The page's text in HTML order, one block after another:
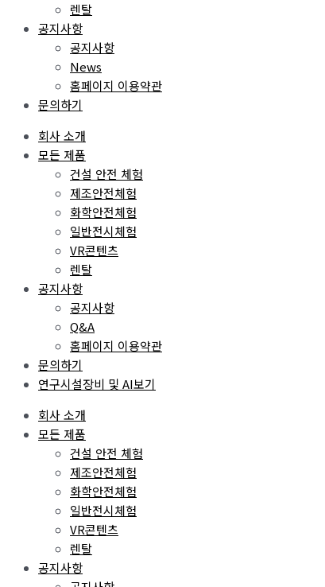
렌탈
공지사항
공지사항
News
홈페이지 이용약관
문의하기
회사 소개
모든 제품
건설 안전 체험
제조안전체험
화학안전체험
일반전시체험
VR콘텐츠
렌탈
공지사항
공지사항
Q&A
홈페이지 이용약관
문의하기
연구시설장비 및 AI보기
회사 소개
모든 제품
건설 안전 체험
제조안전체험
화학안전체험
일반전시체험
VR콘텐츠
렌탈
공지사항